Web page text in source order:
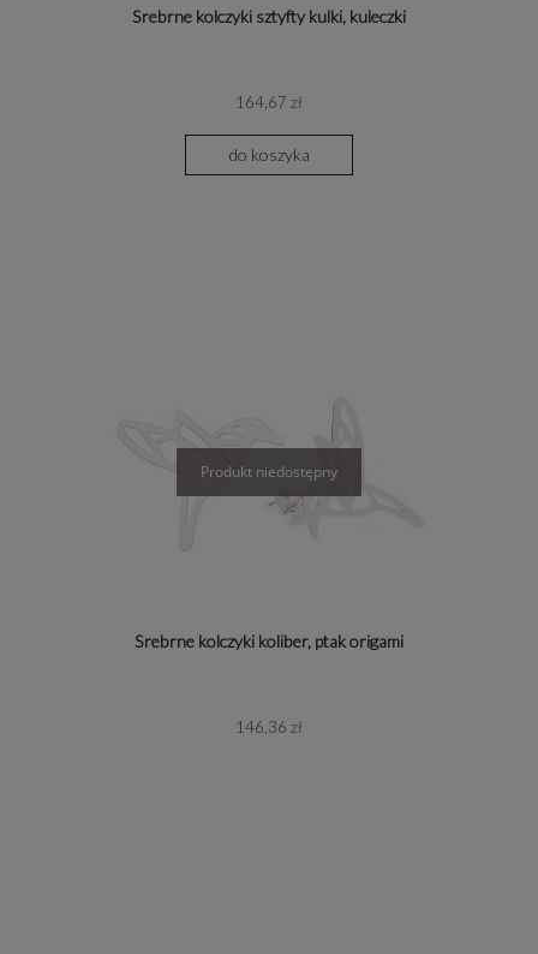
Srebrne kolczyki sztyfty kulki, kuleczki
164,67 zł
do koszyka
Srebrne kolczyki koliber, ptak origami
146,36 zł